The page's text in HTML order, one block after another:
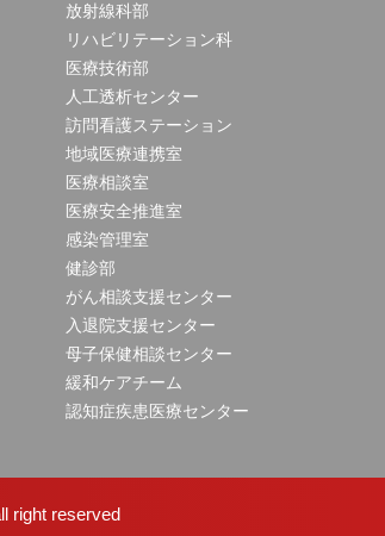
放射線科部
リハビリテーション科
医療技術部
人工透析センター
訪問看護ステーション
地域医療連携室
医療相談室
医療安全推進室
感染管理室
健診部
がん相談支援センター
入退院支援センター
母子保健相談センター
緩和ケアチーム
認知症疾患医療センター
right reserved